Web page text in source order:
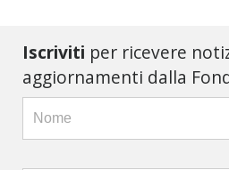
Iscriviti per ricevere
aggiornamenti dalla